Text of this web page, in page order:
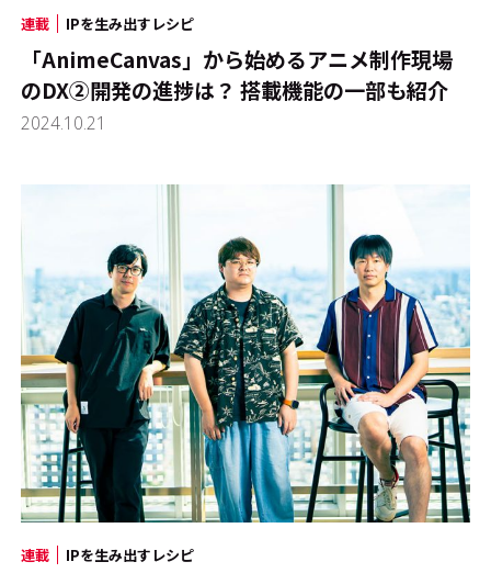
連載 IPを生み出すレシピ
「AnimeCanvas」から始めるアニメ制作現場
のDX②――開発の進捗は？ 搭載機能の一部も紹介
2024.10.21
連載 IPを生み出すレシピ